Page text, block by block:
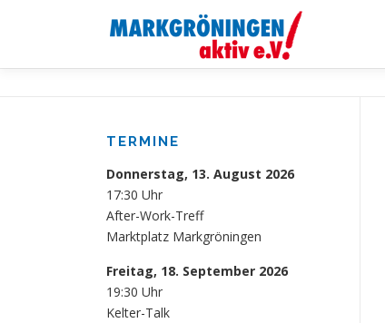
TERMINE
Donnerstag, 13. August 2026
17:30 Uhr
After-Work-Treff
Marktplatz Markgröningen
Freitag, 18. September 2026
19:30 Uhr
Kelter-Talk